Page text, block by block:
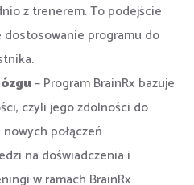
z trenerem. To podejście
dostosowanie programu do
– Program BrainRx bazuje
czyli jego zdolności do
połączeń
na doświadczenia i
w ramach BrainRx